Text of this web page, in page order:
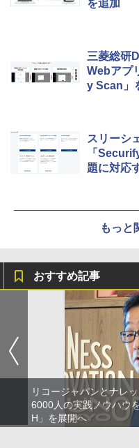
を追加
三菱総研
Webアプ
y Scan」
スリーシ
「
題に対応
もっと
おすすめ記事
リコージャパンとナレ
6000人の実践ノウハウ
H」を展開へ